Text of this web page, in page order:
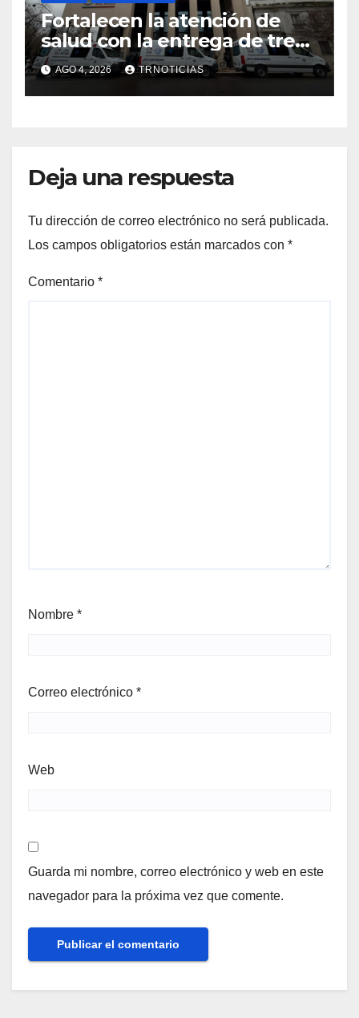
Fortalecen la atención de
salud con la entrega de tres
nuevas ambulancias para
Cauquenes y Sagrada Familia
AGO 4, 2026 TRNOTICIAS
Deja una respuesta
Tu dirección de correo electrónico no será publicada.
Los campos obligatorios están marcados con *
Comentario *
Nombre *
Correo electrónico *
Web
Guarda mi nombre, correo electrónico y web en este
navegador para la próxima vez que comente.